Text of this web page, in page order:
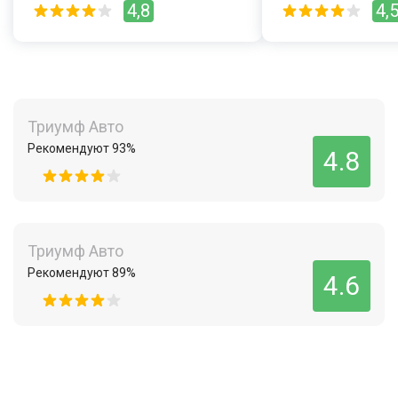
4,8 4,5
Триумф Авто
Рекомендуют 93% 4.8
Триумф Авто
Рекомендуют 89% 4.6